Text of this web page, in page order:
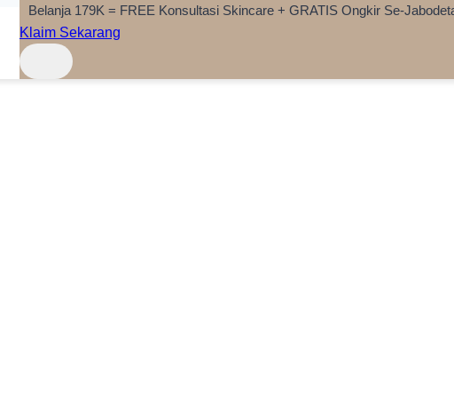
Belanja 179K = FREE Konsultasi Skincare + GRATIS Ongkir Se-
Klaim Sekarang